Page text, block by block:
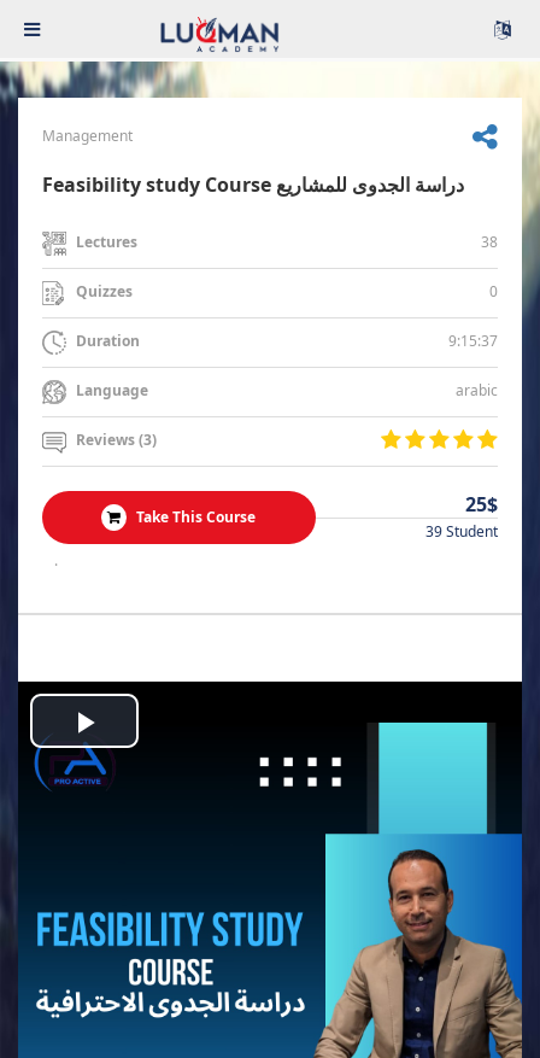
Management
Feasibility study Course دراسة الجدوى للمشاريع
Lectures 38
Quizzes 0
Duration 9:15:37
Language arabic
Reviews (3)
Take This Course 25$
39 Student
.
Play